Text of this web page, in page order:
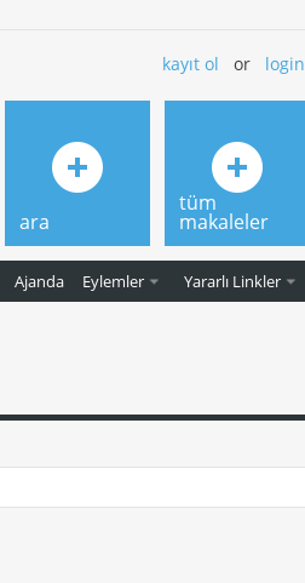
kayıt ol or login
Ajanda Eylemler Yararlı Linkler
ara
tüm
makaleler